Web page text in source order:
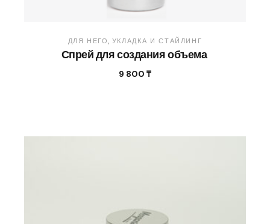
ДЛЯ НЕГО УКЛАДКА И СТАЙЛИНГ
Спрей для создания объема
9 800 ₸